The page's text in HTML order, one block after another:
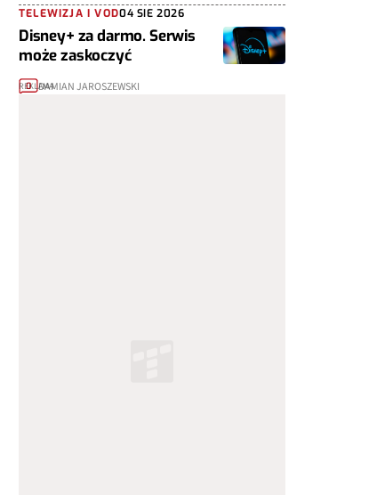
TELEWIZJA I VOD04 SIE 2026
Disney+ za darmo. Serwis
może zaskoczyć
0 DAMIAN JAROSZEWSKI